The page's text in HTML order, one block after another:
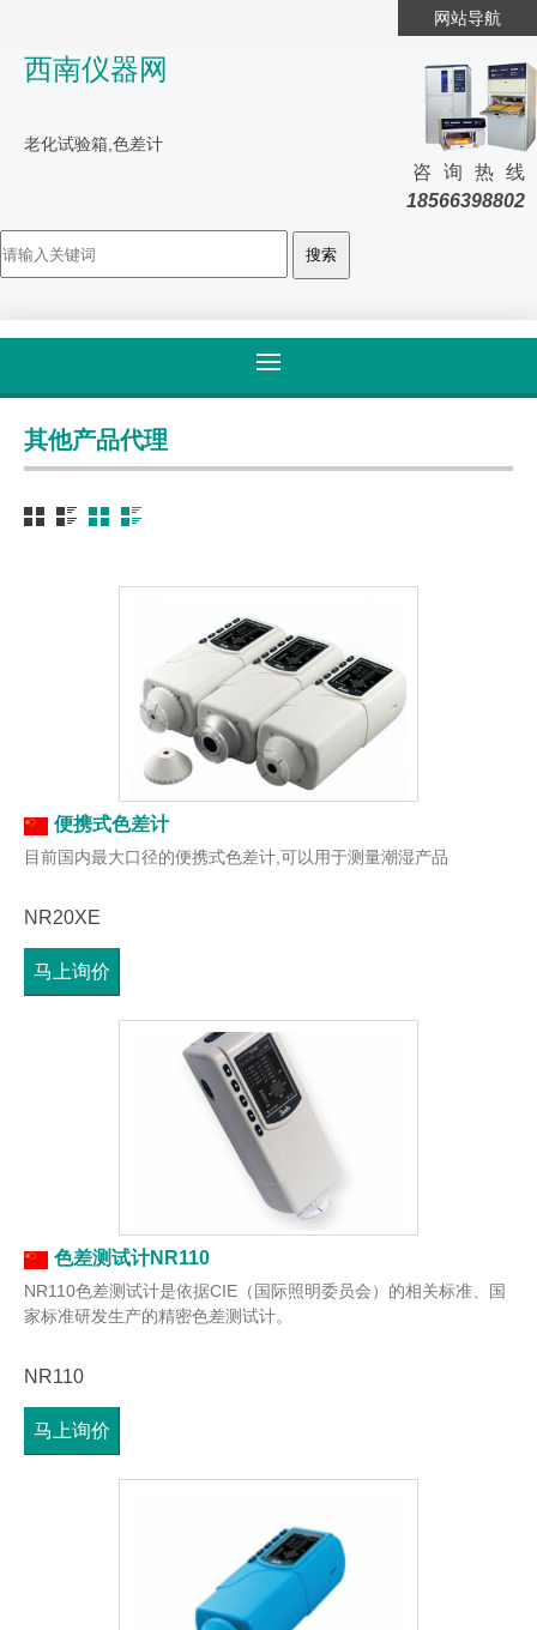
网站导航
西南仪器网
老化试验箱,色差计
咨询热线
18566398802
其他产品代理
便携式色差计
目前国内最大口径的便携式色差计,可以用于测量潮湿产品
NR20XE
马上询价
色差测试计NR110
NR110色差测试计是依据CIE（国际照明委员会）的相关标准、国
家标准研发生产的精密色差测试计。
NR110
马上询价